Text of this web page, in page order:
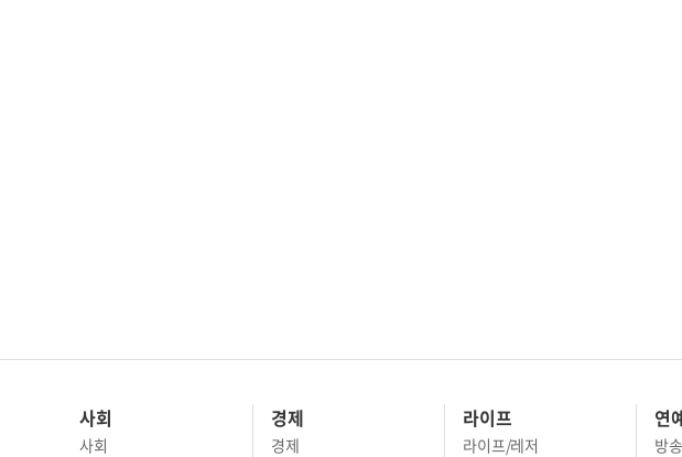
사회
사회
경제
경제
라이프
라이프/레저
연
방